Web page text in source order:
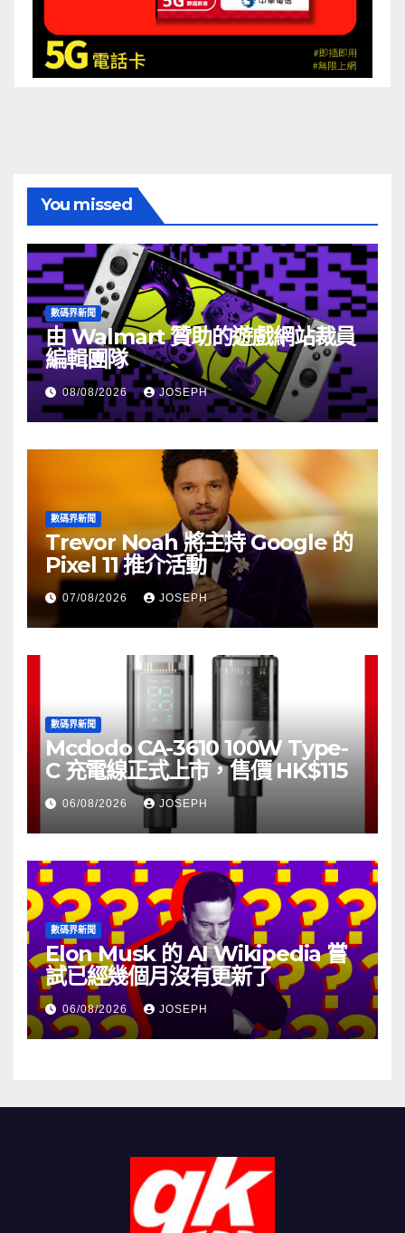
You missed
數碼界新聞
由 Walmart 贊助的遊戲網站裁員
編輯團隊
08/08/2026 JOSEPH
數碼界新聞
Trevor Noah 將主持 Google 的
Pixel 11 推介活動
07/08/2026 JOSEPH
數碼界新聞
Mcdodo CA-3610 100W Type-
C 充電線正式上市，售價 HK$115
06/08/2026 JOSEPH
數碼界新聞
Elon Musk 的 AI Wikipedia 嘗
試已經幾個月沒有更新了
06/08/2026 JOSEPH